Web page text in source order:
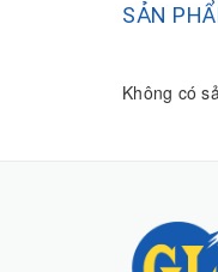
SẢN
Không có